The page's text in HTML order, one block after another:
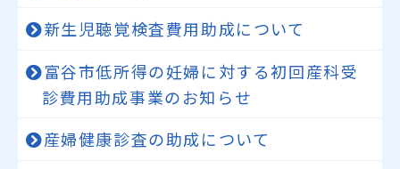
新生児聴覚検査費用助成について
富谷市低所得の妊婦に対する初回産科受
診費用助成事業のお知らせ
産婦健康診査の助成について